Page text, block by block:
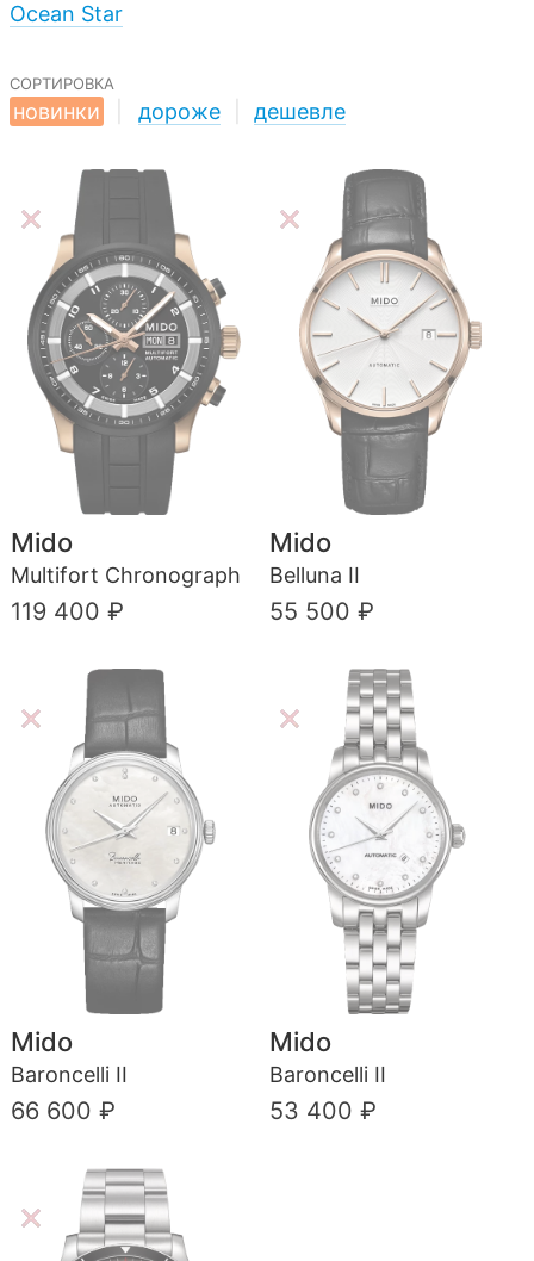
Ocean Star
сортировка
новинки
дороже дешевле
Mido
Multifort Chronograph
119 400 ₽
Mido
Belluna II
55 500 ₽
Mido
Baroncelli II
66 600 ₽
Mido
Baroncelli II
53 400 ₽